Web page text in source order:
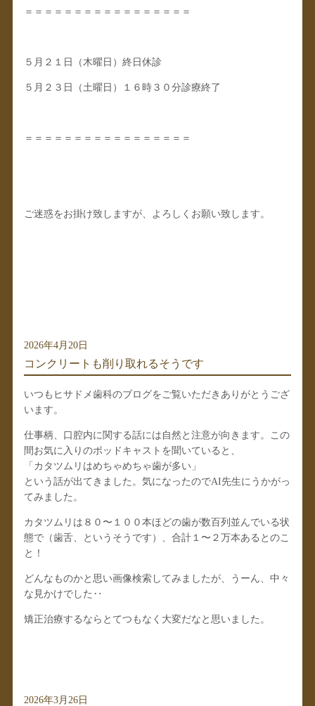
＝＝＝＝＝＝＝＝＝＝＝＝＝＝＝＝＝
５月２１日（木曜日）終日休診
５月２３日（土曜日）１６時３０分診療終了
＝＝＝＝＝＝＝＝＝＝＝＝＝＝＝＝＝
ご迷惑をお掛け致しますが、よろしくお願い致します。
2026年4月20日
コンクリートも削り取れるそうです
いつもヒサドメ歯科のブログをご覧いただきありがとうござ
います。
仕事柄、口腔内に関する話には自然と注意が向きます。この
間お気に入りのポッドキャストを聞いていると、
「カタツムリはめちゃめちゃ歯が多い」
という話が出てきました。気になったのでAI先生にうかがっ
てみました。
カタツムリは８０〜１００本ほどの歯が数百列並んでいる状
態で（歯舌、というそうです）、合計１〜２万本あるとのこ
と！
どんなものかと思い画像検索してみましたが、うーん、中々
な見かけでした‥
矯正治療するならとてつもなく大変だなと思いました。
2026年3月26日